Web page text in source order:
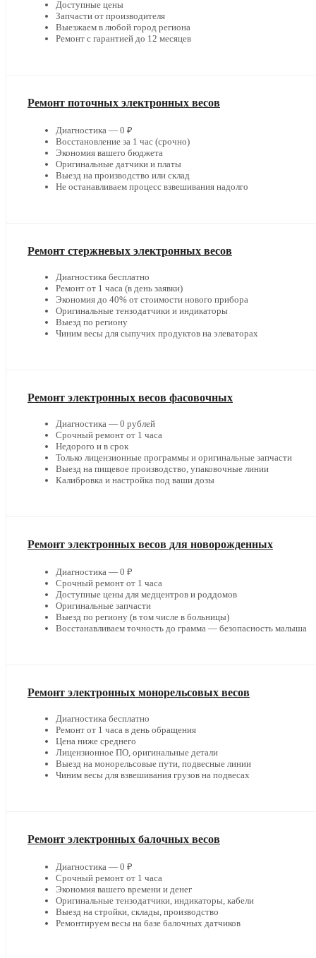
Доступные цены
Запчасти от производителя
Выезжаем в любой город региона
Ремонт с гарантией до 12 месяцев
Ремонт поточных электронных весов
Диагностика — 0 ₽
Восстановление за 1 час (срочно)
Экономия вашего бюджета
Оригинальные датчики и платы
Выезд на производство или склад
Не останавливаем процесс взвешивания надолго
Ремонт стержневых электронных весов
Диагностика бесплатно
Ремонт от 1 часа (в день заявки)
Экономия до 40% от стоимости нового прибора
Оригинальные тензодатчики и индикаторы
Выезд по региону
Чиним весы для сыпучих продуктов на элеваторах
Ремонт электронных весов фасовочных
Диагностика — 0 рублей
Срочный ремонт от 1 часа
Недорого и в срок
Только лицензионные программы и оригинальные запчасти
Выезд на пищевое производство, упаковочные линии
Калибровка и настройка под ваши дозы
Ремонт электронных весов для новорожденных
Диагностика — 0 ₽
Срочный ремонт от 1 часа
Доступные цены для медцентров и роддомов
Оригинальные запчасти
Выезд по региону (в том числе в больницы)
Восстанавливаем точность до грамма — безопасность малыша
Ремонт электронных монорельсовых весов
Диагностика бесплатно
Ремонт от 1 часа в день обращения
Цена ниже среднего
Лицензионное ПО, оригинальные детали
Выезд на монорельсовые пути, подвесные линии
Чиним весы для взвешивания грузов на подвесах
Ремонт электронных балочных весов
Диагностика — 0 ₽
Срочный ремонт от 1 часа
Экономия вашего времени и денег
Оригинальные тензодатчики, индикаторы, кабели
Выезд на стройки, склады, производство
Ремонтируем весы на базе балочных датчиков